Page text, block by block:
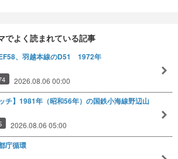
でよく読まれている記事
EF58、羽越本線のD51 1972年
2026.08.06 00:00
チ】1981年（昭和56年）の国鉄小海線野辺山
2026.08.06 05:00
庁循環